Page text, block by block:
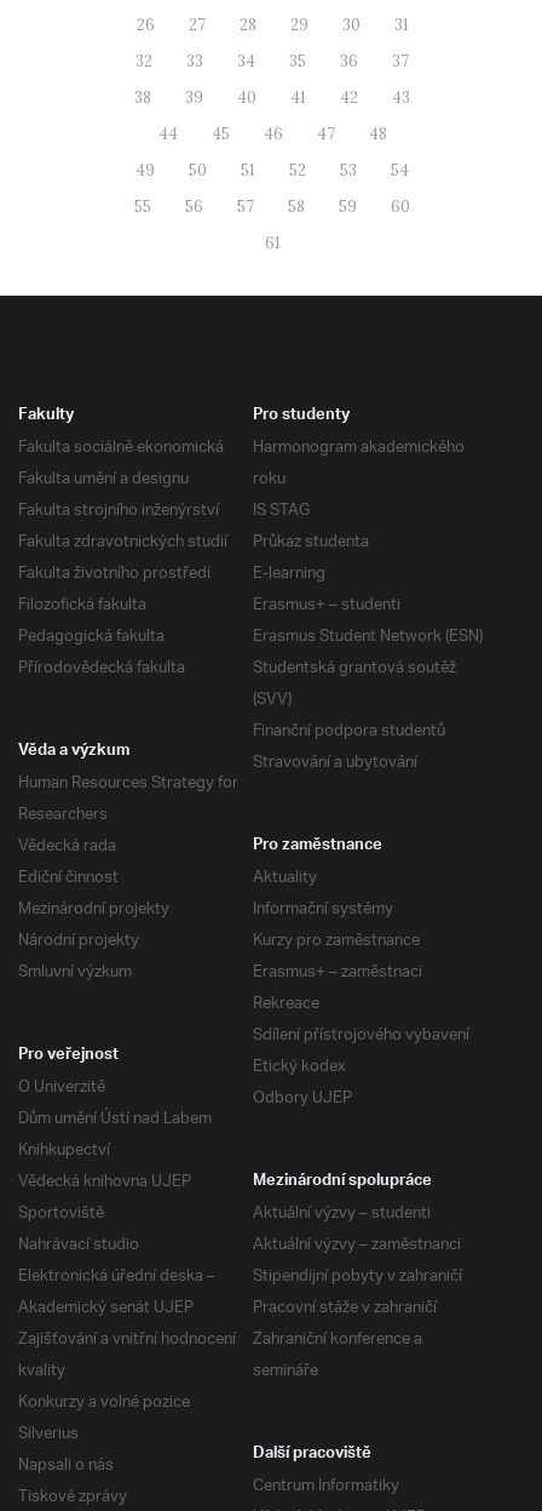
26
27 28 29 30
31
32
33 34 35 36
37
38
39 40 41 42
43
44
45 46 47
48
49
50 51 52 53
54
55
56 57 58 59
60
61
Fakulty
Fakulta sociálně ekonomická
Fakulta umění a designu
Fakulta strojního inženýrství
Fakulta zdravotnických studií
Fakulta životního prostředí
Filozofická fakulta
Pedagogická fakulta
Přírodovědecká fakulta
Pro studenty
Harmonogram akademického
roku
IS STAG
Průkaz studenta
E-learning
Erasmus+ – studenti
Erasmus Student Network (ESN)
Studentská grantová soutěž
(SVV)
Finanční podpora studentů
Stravování a ubytování
Věda a výzkum
Human Resources Strategy for
Researchers
Vědecká rada
Ediční činnost
Mezinárodní projekty
Národní projekty
Smluvní výzkum
Pro zaměstnance
Aktuality
Informační systémy
Kurzy pro zaměstnance
Erasmus+ – zaměstnaci
Rekreace
Sdílení přístrojového vybavení
Etický kodex
Odbory UJEP
Pro veřejnost
O Univerzitě
Dům umění Ústí nad Labem
Knihkupectví
Vědecká knihovna UJEP
Sportoviště
Nahrávací studio
Elektronická úřední deska –
Akademický senát UJEP
Zajišťování a vnitřní hodnocení
kvality
Konkurzy a volné pozice
Silverius
Napsali o nás
Tiskové zprávy
Mezinárodní spolupráce
Aktuální výzvy – studenti
Aktuální výzvy – zaměstnanci
Stipendijní pobyty v zahraničí
Pracovní stáže v zahraničí
Zahraniční konference a
semináře
Další pracoviště
Centrum Informatiky